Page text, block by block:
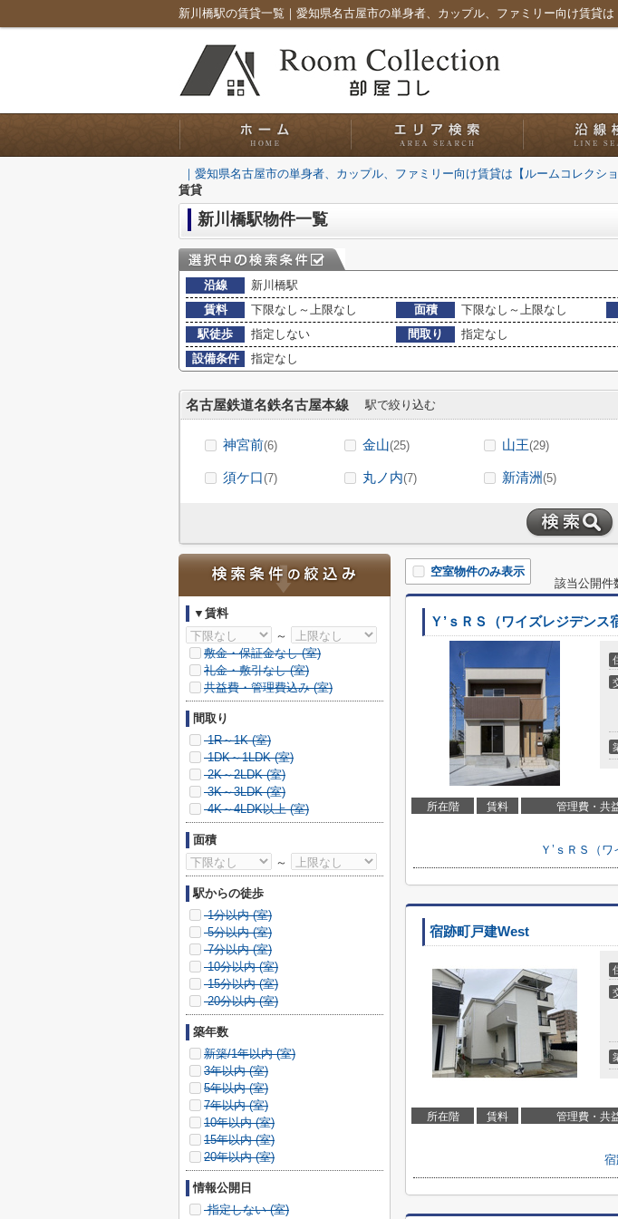
｜愛知県名古屋市の単身者、カップル、ファミリー向け賃貸は【ルームコレクショ
賃貸
新川橋駅物件一覧
沿線
新川橋駅
賃料
下限なし～上限なし 面積 下限なし～上限なし
駅徒歩
指定しない 間取り
指定なし
設備条件
指定なし
名古屋鉄道名鉄名古屋本線 駅で絞り込む
神宮前(6) 金山(25) 山王(29)
須ケ口(7) 丸ノ内(7) 新清洲 (5)
空室物件のみ表示
該当公開件
Ｙ’ｓＲＳ（ワイズレジデンス
所在階 賃料 管理費・共
Ｙ’ｓＲＳ（
宿跡町戸建West
所在階 賃料 管理費・共
▼賃料
～
敷金・保証金なし (室)
礼金・敷引なし (室)
共益費・管理費込み (室)
間取り
1R～1K (室)
1DK～1LDK (室)
2K～2LDK (室)
3K～3LDK (室)
4K～4LDK以上 (室)
面積
～
駅からの徒歩
1分以内 (室)
5分以内 (室)
7分以内 (室)
10分以内 (室)
15分以内 (室)
20分以内 (室)
築年数
新築/1年以内 (室)
3年以内 (室)
5年以内 (室)
7年以内 (室)
10年以内 (室)
15年以内 (室)
20年以内 (室)
情報公開日
指定しない (室)